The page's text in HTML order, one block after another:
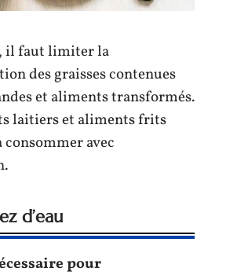
il faut limiter la
des graisses contenues
et aliments transformés.
laitiers et aliments frits
consommer avec
d’eau
pour